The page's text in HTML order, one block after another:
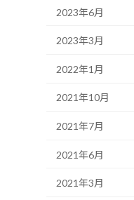
2023年6月
2023年3月
2022年1月
2021年10月
2021年7月
2021年6月
2021年3月